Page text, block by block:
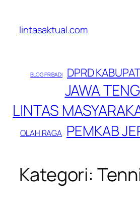
konten
lintasaktual.com
BLOG PRIBADI DPRD
JAWA
LINTAS
OLAH RAGA PEMKAB
Kategori: